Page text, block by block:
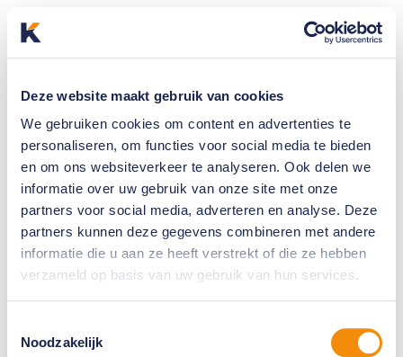
Deze website maakt gebruik van cookies
We gebruiken cookies om content en advertenties te
personaliseren, om functies voor social media te bieden
en om ons websiteverkeer te analyseren. Ook delen we
informatie over uw gebruik van onze site met onze
partners voor social media, adverteren en analyse. Deze
partners kunnen deze gegevens combineren met andere
informatie die u aan ze heeft verstrekt of die ze hebben
verzameld op basis van uw gebruik van hun services.
Noodzakelijk